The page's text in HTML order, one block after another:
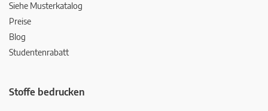
Siehe Musterkatalog
Preise
Blog
Studentenrabatt
Stoffe bedrucken